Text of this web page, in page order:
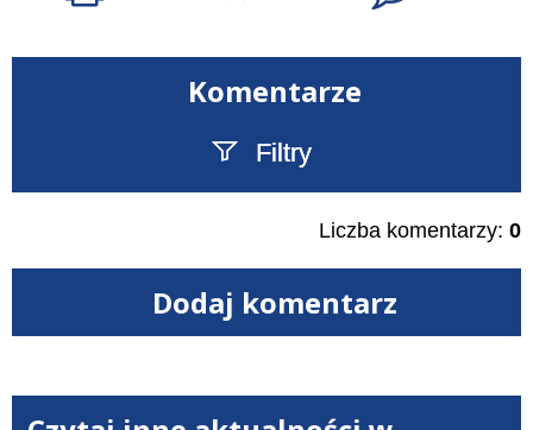
Komentarze
Filtry
Liczba komentarzy: 0
Dodaj komentarz